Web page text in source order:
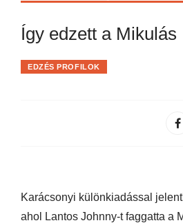
Így edzett a Mikulás
EDZÉS PROFILOK
Karácsonyi különkiadással
ahol Lantos Johnny-t faggatta a